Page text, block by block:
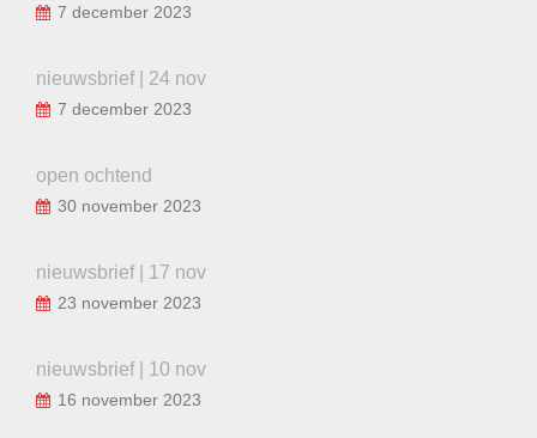
7 december 2023
nieuwsbrief | 24 nov
7 december 2023
open ochtend
30 november 2023
nieuwsbrief | 17 nov
23 november 2023
nieuwsbrief | 10 nov
16 november 2023